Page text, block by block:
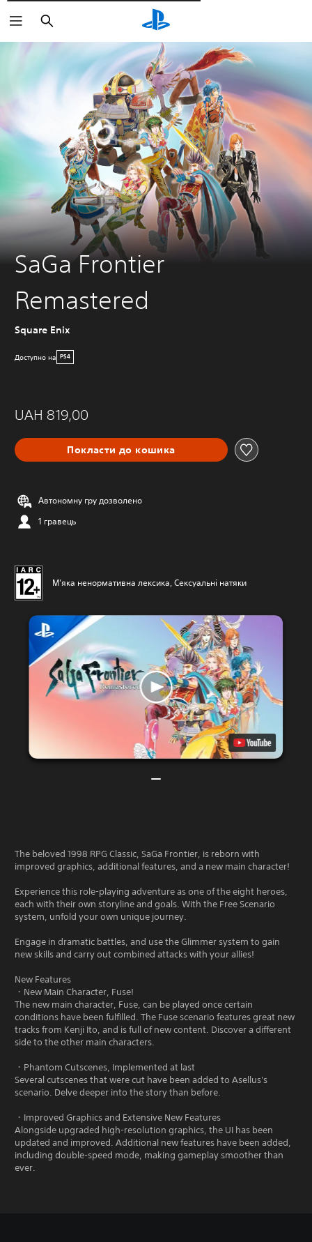
Пошук
SaGa Frontier
Remastered
Square Enix
Доступно на PS4
UAH 819,00
Покласти до кошика
Автономну гру дозволено
1 гравець
М’яка ненормативна лексика, Сексуальні натяки
The beloved 1998 RPG Classic, SaGa Frontier, is reborn with
improved graphics, additional features, and a new main character!
Experience this role-playing adventure as one of the eight heroes,
each with their own storyline and goals. With the Free Scenario
system, unfold your own unique journey.
Engage in dramatic battles, and use the Glimmer system to gain
new skills and carry out combined attacks with your allies!
New Features
・New Main Character, Fuse!
The new main character, Fuse, can be played once certain
conditions have been fulfilled. The Fuse scenario features great new
tracks from Kenji Ito, and is full of new content. Discover a different
side to the other main characters.
・Phantom Cutscenes, Implemented at last
Several cutscenes that were cut have been added to Asellus's
scenario. Delve deeper into the story than before.
・Improved Graphics and Extensive New Features
Alongside upgraded high-resolution graphics, the UI has been
updated and improved. Additional new features have been added,
including double-speed mode, making gameplay smoother than
ever.